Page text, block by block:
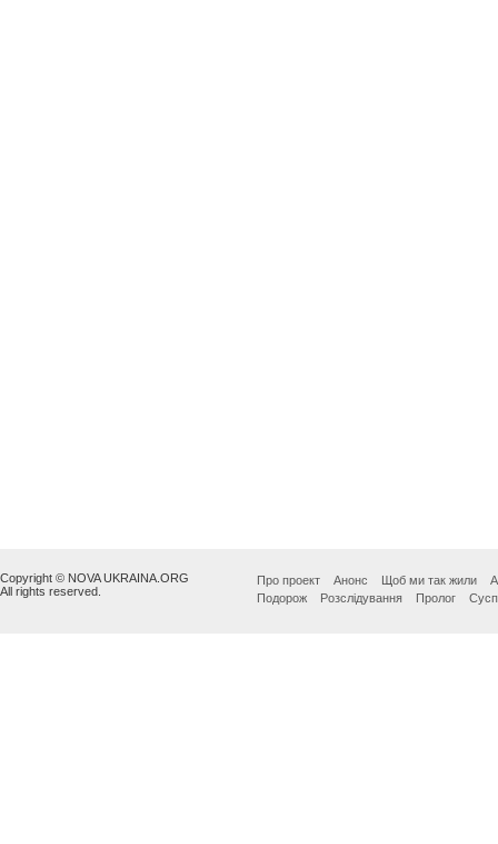
Copyright © NOVA UKRAINA.ORG
All rights reserved.
Про проект Анонс Щоб ми так жили
Подорож
Розслідування Пролог